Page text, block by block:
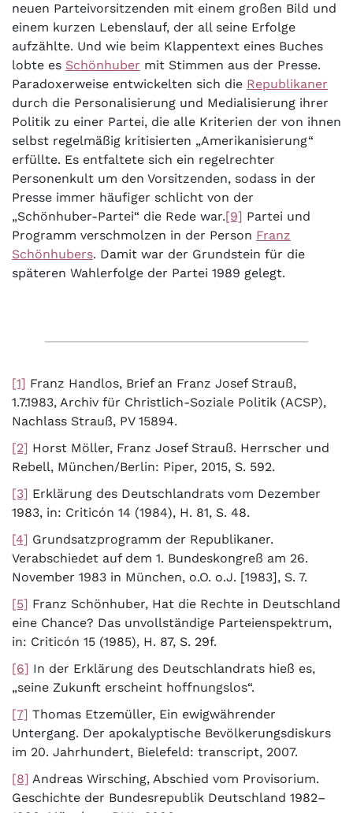
neuen Parteivorsitzenden mit einem großen Bild und
einem kurzen Lebenslauf, der all seine Erfolge
aufzählte. Und wie beim Klappentext eines Buches
lobte es Schönhuber mit Stimmen aus der Presse.
Paradoxerweise entwickelten sich die Republikaner
durch die Personalisierung und Medialisierung ihrer
Politik zu einer Partei, die alle Kriterien der von ihnen
selbst regelmäßig kritisierten „Amerikanisierung“
erfüllte. Es entfaltete sich ein regelrechter
Personenkult um den Vorsitzenden, sodass in der
Presse immer häufiger schlicht von der
„Schönhuber-Partei“ die Rede war.[9] Partei und
Programm verschmolzen in der Person Franz
Schönhubers. Damit war der Grundstein für die
späteren Wahlerfolge der Partei 1989 gelegt.
[1] Franz Handlos, Brief an Franz Josef Strauß,
1.7.1983, Archiv für Christlich-Soziale Politik (ACSP),
Nachlass Strauß, PV 15894.
[2] Horst Möller, Franz Josef Strauß. Herrscher und
Rebell, München/Berlin: Piper, 2015, S. 592.
[3] Erklärung des Deutschlandrats vom Dezember
1983, in: Criticón 14 (1984), H. 81, S. 48.
[4] Grundsatzprogramm der Republikaner.
Verabschiedet auf dem 1. Bundeskongreß am 26.
November 1983 in München, o.O. o.J. [1983], S. 7.
[5] Franz Schönhuber, Hat die Rechte in Deutschland
eine Chance? Das unvollständige Parteienspektrum,
in: Criticón 15 (1985), H. 87, S. 29f.
[6] In der Erklärung des Deutschlandrats hieß es,
„seine Zukunft erscheint hoffnungslos“.
[7] Thomas Etzemüller, Ein ewigwährender
Untergang. Der apokalyptische Bevölkerungsdiskurs
im 20. Jahrhundert, Bielefeld: transcript, 2007.
[8] Andreas Wirsching, Abschied vom Provisorium.
Geschichte der Bundesrepublik Deutschland 1982–